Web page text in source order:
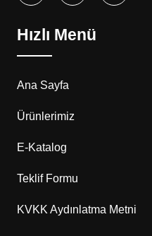
Hızlı Menü
Ana Sayfa
Ürünlerimiz
E-Katalog
Teklif Formu
KVKK Aydınlatma Metni